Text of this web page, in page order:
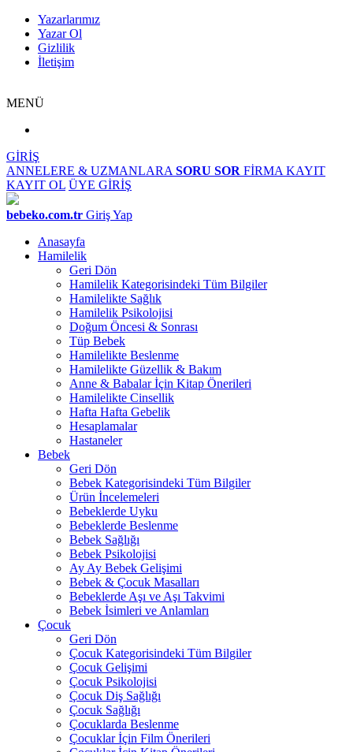
Yazarlarımız
Yazar Ol
Gizlilik
İletişim
MENÜ
GİRİŞ
ANNELERE & UZMANLARA SORU SOR FİRMA KAYIT
KAYIT OL ÜYE GİRİŞ
bebeko.com.tr Giriş Yap
Anasayfa
Hamilelik
Geri Dön
Hamilelik Kategorisindeki Tüm Bilgiler
Hamilelikte Sağlık
Hamilelik Psikolojisi
Doğum Öncesi & Sonrası
Tüp Bebek
Hamilelikte Beslenme
Hamilelikte Güzellik & Bakım
Anne & Babalar İçin Kitap Önerileri
Hamilelikte Cinsellik
Hafta Hafta Gebelik
Hesaplamalar
Hastaneler
Bebek
Geri Dön
Bebek Kategorisindeki Tüm Bilgiler
Ürün İncelemeleri
Bebeklerde Uyku
Bebeklerde Beslenme
Bebek Sağlığı
Bebek Psikolojisi
Ay Ay Bebek Gelişimi
Bebek & Çocuk Masalları
Bebeklerde Aşı ve Aşı Takvimi
Bebek İsimleri ve Anlamları
Çocuk
Geri Dön
Çocuk Kategorisindeki Tüm Bilgiler
Çocuk Gelişimi
Çocuk Psikolojisi
Çocuk Diş Sağlığı
Çocuk Sağlığı
Çocuklarda Beslenme
Çocuklar İçin Film Önerileri